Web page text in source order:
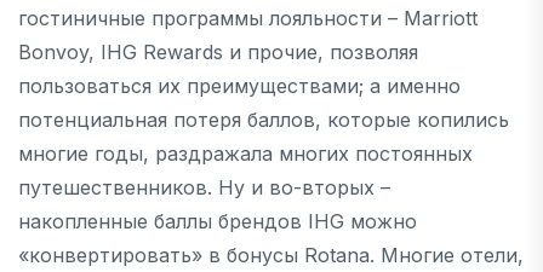
гостиничные программы лояльности – Marriott
Bonvoy, IHG Rewards и прочие, позволяя
пользоваться их преимуществами; а именно
потенциальная потеря баллов, которые копились
многие годы, раздражала многих постоянных
путешественников. Ну и во-вторых –
накопленные баллы брендов IHG можно
«конвертировать» в бонусы Rotana. Многие отели,